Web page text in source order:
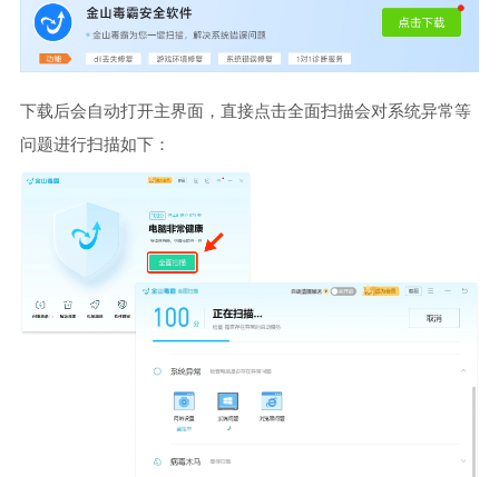
下载后会自动打开主界面，直接点击全面扫描会对系统异常等
问题进行扫描如下：